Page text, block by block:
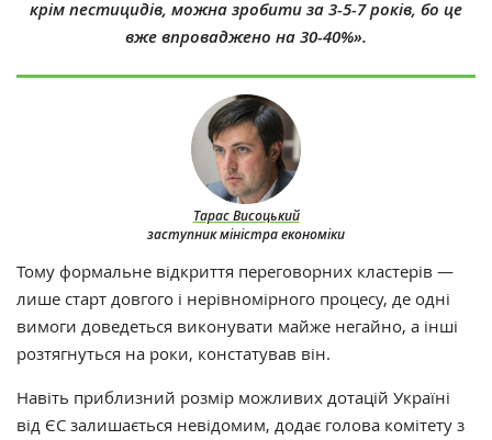
Тарас Висоцький
заступник міністра економіки
крім пестицидів, можна зробити за 3-5-7 років, бо це
вже впроваджено на 30-40%».
Тому формальне відкриття переговорних кластерів —
лише старт довгого і нерівномірного процесу, де одні
вимоги доведеться виконувати майже негайно, а інші
розтягнуться на роки, констатував він.
Навіть приблизний розмір можливих дотацій Україні
від ЄС залишається невідомим, додає голова комітету з